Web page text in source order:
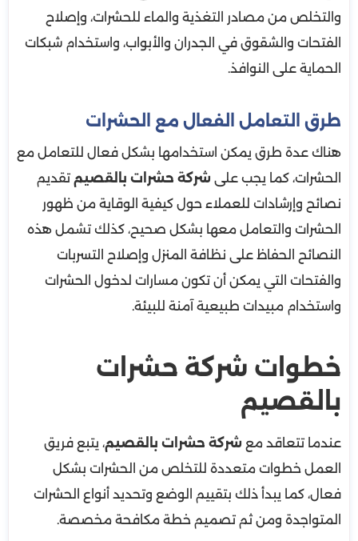
والتخلص من مصادر التغذية والماء للحشرات، وإصلاح
الفتحات والشقوق في الجدران والأبواب، واستخدام شبكات
الحماية على النوافذ.
طرق التعامل الفعال مع الحشرات
هناك عدة طرق يمكن استخدامها بشكل فعال للتعامل مع
الحشرات، كما يجب على شركة حشرات بالقصيم تقديم
نصائح وإرشادات للعملاء حول كيفية الوقاية من ظهور
الحشرات والتعامل معها بشكل صحيح، كذلك تشمل هذه
النصائح الحفاظ على نظافة المنزل وإصلاح التسربات
والفتحات التي يمكن أن تكون مسارات لدخول الحشرات
واستخدام مبيدات طبيعية آمنة للبيئة.
خطوات شركة حشرات
بالقصيم
عندما تتعاقد مع شركة حشرات بالقصيم، يتبع فريق
العمل خطوات متعددة للتخلص من الحشرات بشكل
فعال، كما يبدأ ذلك بتقييم الوضع وتحديد أنواع الحشرات
المتواجدة ومن ثم تصميم خطة مكافحة مخصصة.